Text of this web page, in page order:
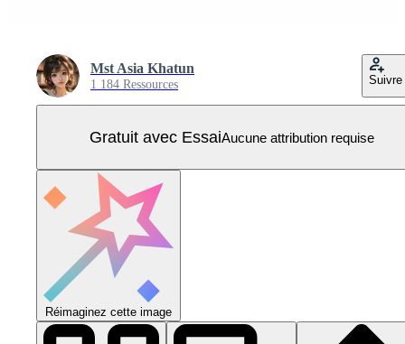
Mst Asia Khatun
1 184 Ressources Suivre
Gratuit avec EssaiAucune attribution requise
Réimaginez cette image